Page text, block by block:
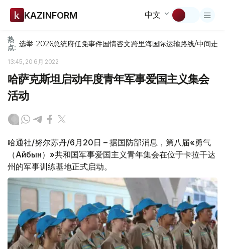
KAZINFORM 中文
热
点: 选举-2026总统府任免事件国情咨文跨里海国际运输路线/中间走廊
13:45, 20 6月 2022
哈萨克斯坦启动年度青年军事爱国主义集会
活动
哈通社/努尔苏丹/6月20日 – 据国防部消息，第八届«勇气
（Айбын）»共和国军事爱国主义青年集会在位于卡拉干达
州的军事训练基地正式启动。